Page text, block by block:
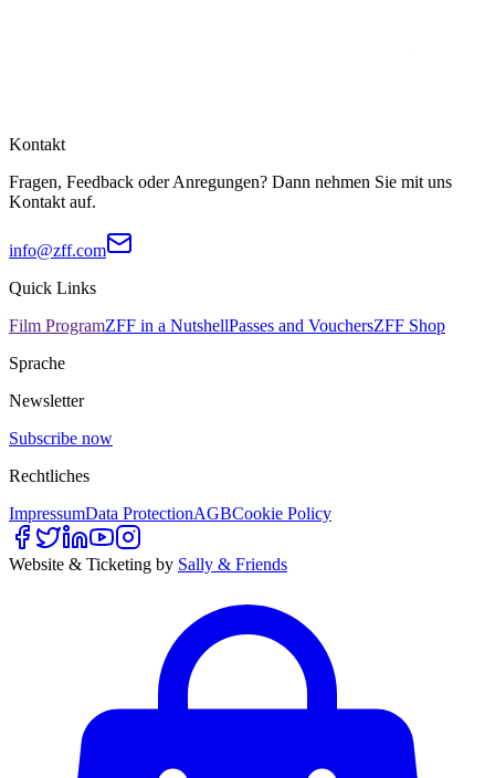
Kontakt
Fragen, Feedback oder Anregungen? Dann nehmen Sie mit uns
Kontakt auf.
info@zff.com
Quick Links
Film ProgramZFF in a NutshellPasses and VouchersZFF Shop
Sprache
Newsletter
Subscribe now
Rechtliches
ImpressumData ProtectionAGBCookie Policy
Website & Ticketing by Sally & Friends